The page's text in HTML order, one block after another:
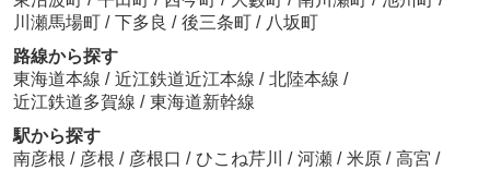
川瀬馬場町 / 下多良 / 後三条町 / 八坂町
路線から探す
東海道本線 / 近江鉄道近江本線 / 北陸本線 /
近江鉄道多賀線 / 東海道新幹線
駅から探す
南彦根 / 彦根 / 彦根口 / ひこね芹川 / 河瀬 / 米原 / 高宮 /